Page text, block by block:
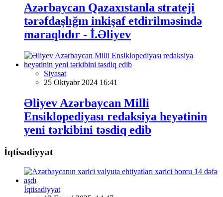
Azərbaycan Qazaxıstanla strateji
tərəfdaşlığın inkişaf etdirilməsində
maraqlıdır - İ.Əliyev
Siyasət
25 Oktyabr 2024 16:41
Əliyev Azərbaycan Milli
Ensiklopediyası redaksiya heyətinin
yeni tərkibini təsdiq edib
İqtisadiyyat
İqtisadiyyat